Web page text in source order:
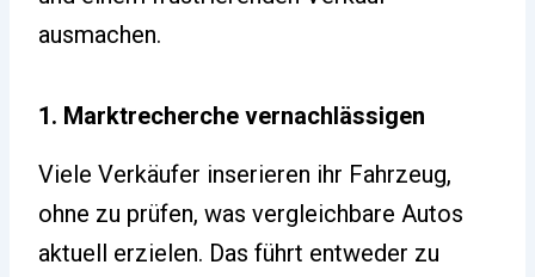
ausmachen.
1. Marktrecherche vernachlässigen
Viele Verkäufer inserieren ihr Fahrzeug,
ohne zu prüfen, was vergleichbare Autos
aktuell erzielen. Das führt entweder zu